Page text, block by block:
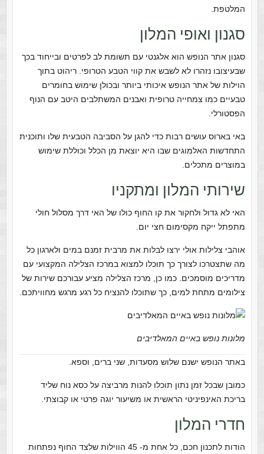
המלטפת.
סגנון ואופי המלון
סגנון אתר הנופש הוא אלגנטי עם תשומת לב לפרטים ובייחוד בכך
שבעיצובו נזהרו לא לשבש את קווי הטבע הטרופי. ריהוט בתוך
הוילות של אתר הנופש איכותי ביותר ובכולן שימוש בחומרים
טבעיים כמו צמחייה טרופית ואבנים המשתלבים היטב עם הנוף
הפסטורלי.
באי בארוס עושים רבות כדי להגן על הסביבה הטבעית שלו ותוכנית
התחדשות האלמוגים שבו היא יוצאת מן הכלל וכוללת שימוש
במוצרים מתכלים.
שירותי המלון ומתקניו
האי לא גדול ולחקור את קו החוף כולו של האי דרך מסלול חולי
מתפתל ייקח מקסימום חצי יום.
אוהבי צלילות אולי ירצו לבלות את מרבית זמנם במים ולארגון כל
מה שתצטרכו לצורך כך תוכלו למצוא במרכז הצלילה המקצועי עם
מדריכים מוסמכים. כמו כן, מרכז הצלילה מציע עבורכם שירות של
צילומים מתחת למים, כך שתוכלו להנציח כל רגע מרגש מחוויתכם.
מלונות נופש באיים המאלדיבים
באתר הנופש ישנם שלוש מסעדות, שני ברים, וספא.
כמובן שבכל זמן נתון תוכלו להנות מרביצה על כסא נוח שליד
בריכת האינפיניטי הראשית או משיעור יוגה פרטי או קבוצתי.
חדרי המלון
הודות לתכנון חכם, כל אחת מ- 45 הווילות שלצד החוף נפתחות